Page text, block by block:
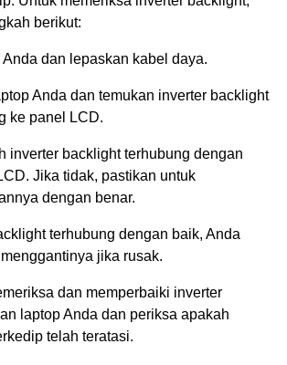
berikut:
Anda dan lepaskan kabel daya.
Anda dan temukan inverter backlight
ke panel LCD.
inverter backlight terhubung dengan
Jika tidak, pastikan untuk
dengan benar.
terhubung dengan baik, Anda
jika rusak.
dan memperbaiki inverter
laptop Anda dan periksa apakah
telah teratasi.